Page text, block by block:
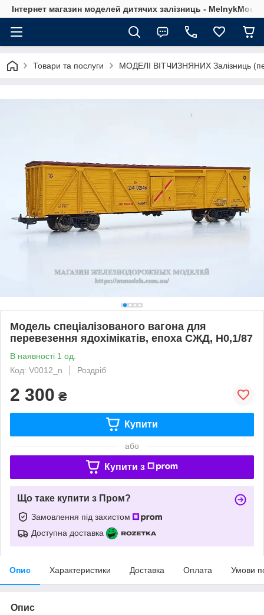
Інтернет магазин моделей дитячих залізниць -
Товари та послуги МОДЕЛІ ВІТЧИЗНЯНИХ Залізниць
Модель спеціалізованого вагона для
перевезення ядохімікатів, епоха СЖД, H0,1/87
В наявності 1 од.
Код: V0012_n
Роздріб
2 300 ₴
Купити
або
Купити з
Що таке купити з Пром?
Замовлення під захистом
Доступна доставка
Опис Характеристики Доставка Оплата Умови
Опис